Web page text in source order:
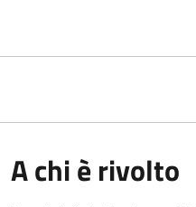
A chi è rivolto